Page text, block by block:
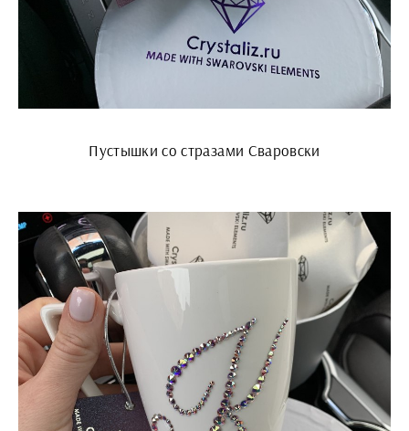
Пустышки со стразами Сваровски